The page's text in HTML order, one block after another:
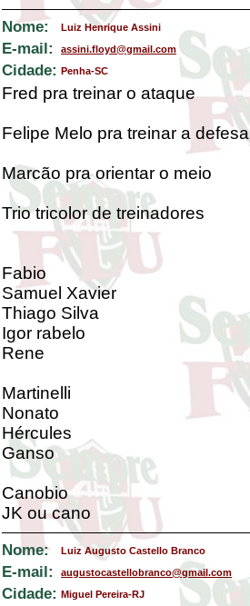
Nome: Luiz Henrique Assini
E-mail: assini.floyd@gmail.com
Cidade: Penha-SC
Fred pra treinar o ataque
Felipe Melo pra treinar a defesa
Marcão pra orientar o meio
Trio tricolor de treinadores
Fabio
Samuel Xavier
Thiago Silva
Igor rabelo
Rene
Martinelli
Nonato
Hércules
Ganso
Canobio
JK ou cano
Nome: Luiz Augusto Castello Branco
E-mail: augustocastellobranco@gmail.com
Cidade: Miguel Pereira-RJ